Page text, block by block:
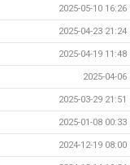
2025-05-10 16:26
2025-04-23 21:24
2025-04-19 11:48
2025-04-06
2025-03-29 21:51
2025-01-08 00:33
2024-12-19 08:00